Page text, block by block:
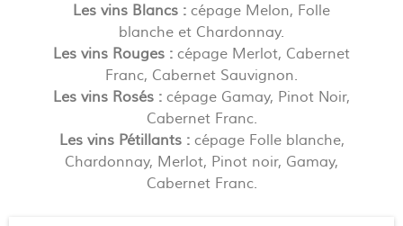
Les vins Blancs : cépage Melon, Folle
blanche et Chardonnay.
Les vins Rouges : cépage Merlot, Cabernet
Franc, Cabernet Sauvignon.
Les vins Rosés : cépage Gamay, Pinot Noir,
Cabernet Franc.
Les vins Pétillants :cépage Folle blanche,
Chardonnay, Merlot, Pinot noir, Gamay,
Cabernet Franc.